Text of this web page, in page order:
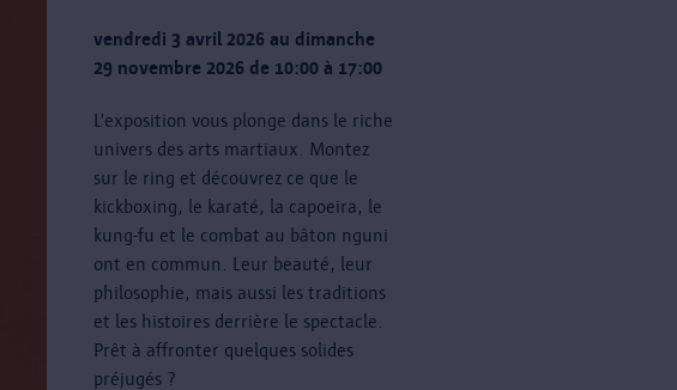
vendredi 3 avril 2026 au dimanche
29 novembre 2026 de 10:00 à 17:00
L’exposition vous plonge dans le riche
univers des arts martiaux. Montez
sur le ring et découvrez ce que le
kickboxing, le karaté, la capoeira, le
kung-fu et le combat au bâton nguni
ont en commun. Leur beauté, leur
philosophie, mais aussi les traditions
et les histoires derrière le spectacle.
Prêt à affronter quelques solides
préjugés ?